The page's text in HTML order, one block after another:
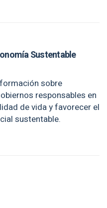
Sustentable
sobre
responsables en
de vida y favorecer el
sustentable.